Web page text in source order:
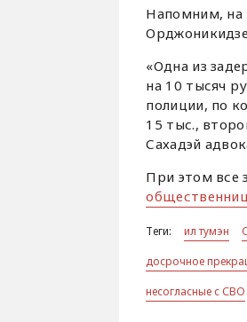
Напомним, на
«Одна из
на 10 тысяч
полиции, по
15 тыс.,
Сахадэй
При этом все
Теги: ил тумэн
досрочное
несогласные с СВО